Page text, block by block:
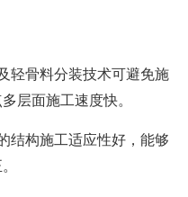
轻骨料分装技术可避免施
层面施工速度快。
结构施工适应性好，能够